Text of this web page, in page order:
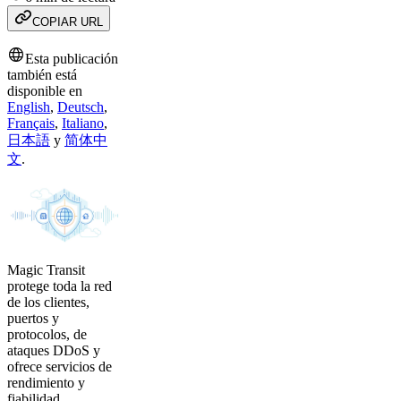
COPIAR URL
Esta publicación
también está
disponible en
English, Deutsch,
Français, Italiano,
日本語 y 简体中
文.
Magic Transit
protege toda la red
de los clientes,
puertos y
protocolos, de
ataques DDoS y
ofrece servicios de
rendimiento y